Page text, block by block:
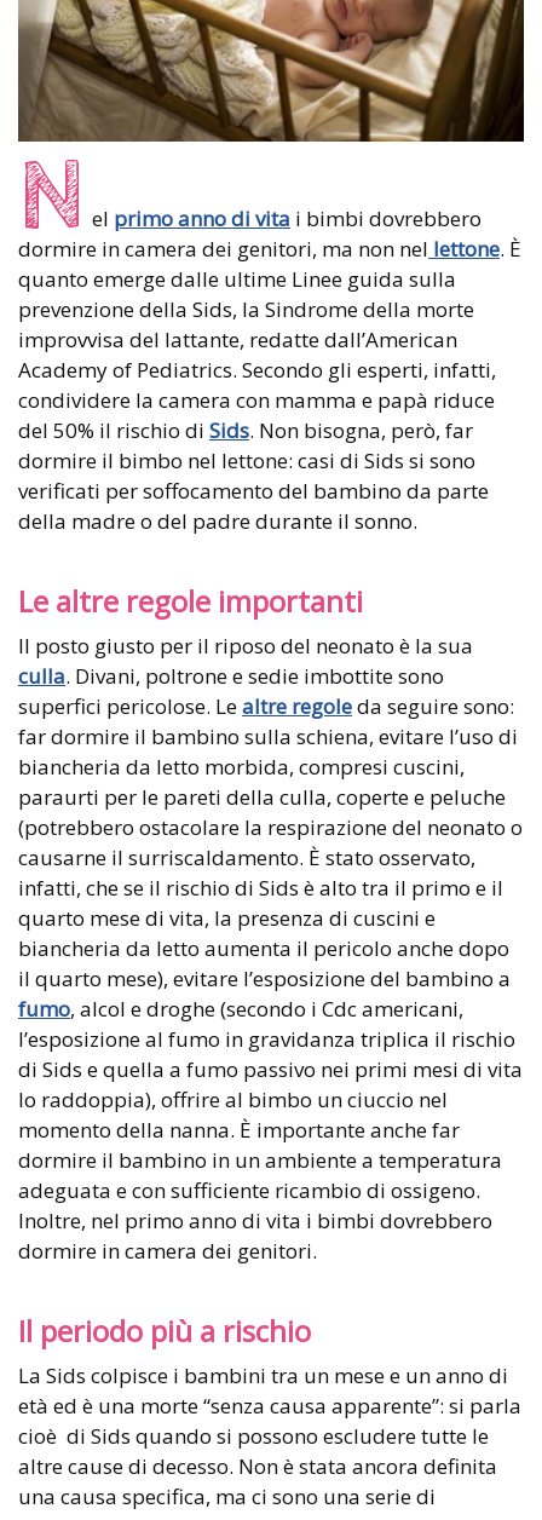
N el primo anno di vita i bimbi dovrebbero
dormire in camera dei genitori, ma non nel lettone. È
quanto emerge dalle ultime Linee guida sulla
prevenzione della Sids, la Sindrome della morte
improvvisa del lattante, redatte dall’American
Academy of Pediatrics. Secondo gli esperti, infatti,
condividere la camera con mamma e papà riduce
del 50% il rischio di Sids. Non bisogna, però, far
dormire il bimbo nel lettone: casi di Sids si sono
verificati per soffocamento del bambino da parte
della madre o del padre durante il sonno.
Le altre regole importanti
Il posto giusto per il riposo del neonato è la sua
culla. Divani, poltrone e sedie imbottite sono
superfici pericolose. Lealtre regoleda seguire sono:
far dormire il bambino sulla schiena, evitare l’uso di
biancheria da letto morbida, compresi cuscini,
paraurti per le pareti della culla, coperte e peluche
(potrebbero ostacolare la respirazione del neonato o
causarne il surriscaldamento. È stato osservato,
infatti, che se il rischio di Sids è alto tra il primo e il
quarto mese di vita, la presenza di cuscini e
biancheria da letto aumenta il pericolo anche dopo
il quarto mese), evitare l’esposizione del bambino a
fumo, alcol e droghe (secondo i Cdc americani,
l’esposizione al fumo in gravidanza triplica il rischio
di Sids e quella a fumo passivo nei primi mesi di vita
lo raddoppia), offrire al bimbo un ciuccio nel
momento della nanna. È importante anche far
dormire il bambino in un ambiente a temperatura
adeguata e con sufficiente ricambio di ossigeno.
Inoltre, nel primo anno di vita i bimbi dovrebbero
dormire in camera dei genitori.
Il periodo più a rischio
La Sids colpisce i bambini tra un mese e un anno di
età ed è una morte “senza causa apparente”: si parla
cioè di Sids quando si possono escludere tutte le
altre cause di decesso. Non è stata ancora definita
una causa specifica, ma ci sono una serie di